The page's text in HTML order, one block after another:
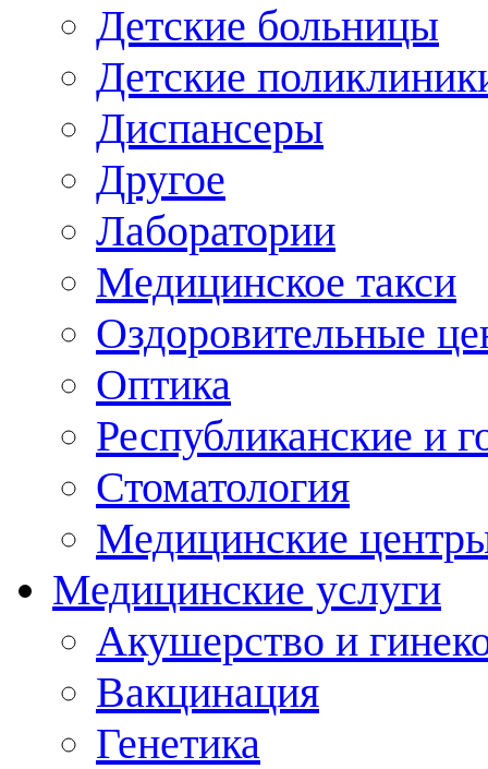
Детские больницы
Детские
Диспансеры
Другое
Лаборатории
Медицинское такси
Оздоровительные
Оптика
Республиканские и
Стоматология
Медицинские
Медицинские услуги
Акушерство и
Вакцинация
Генетика